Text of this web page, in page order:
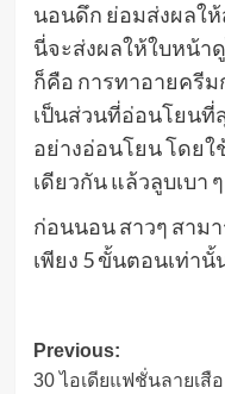
นอนดึก ย่อมส่งผลใ
นี่จะส่งผลให้ใบหน้า
ก็คือ การทาอายครี
เป็นส่วนที่อ่อนโยนที่
อย่างอ่อนโยน โดย
เดียวกัน แล้วลูบเบา
ก่อนนอน สาวๆ สาม
เพียง 5 ขั้นตอนเท่านั้
Post
Previous:
30 ไอเดียแฟชั่นลายเสือ